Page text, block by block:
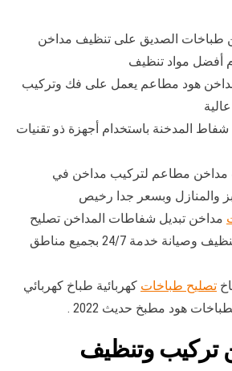
طباخات الصديق على تنظيف مداخن
أفضل مواد تنظيف
هود مطاعم يعمل على فك وتركيب
شفاط المدخنة باستخدام أجهزة ذو تقنيات
مداخن مطاعم لتركيب مداخن في
والمنازل وبسعر جدا رخيص
مداخن تبديل شفاطات المداخن تصليح
طباخ كهربائي وتنظيف وصيانة خدمة 24/7 بجميع مناطق
تصليح طباخات كهربائية طباخ كهربائي
هود مطبخ حديث 2022 .
تركيب وتنظيف